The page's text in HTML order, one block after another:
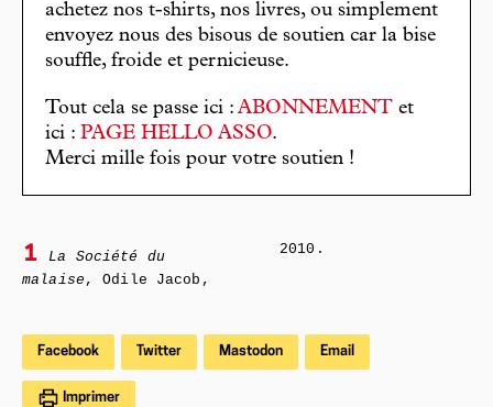
achetez nos t-shirts, nos livres, ou simplement
envoyez nous des bisous de soutien car la bise
souffle, froide et pernicieuse.
Tout cela se passe ici : ABONNEMENT et
ici : PAGE HELLO ASSO.
Merci mille fois pour votre soutien !
1
La Société du
malaise , Odile Jacob,
2010.
Facebook Twitter Mastodon Email
Imprimer